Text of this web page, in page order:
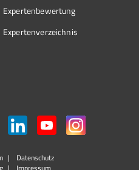
Expertenbewertung
Expertenverzeichnis
Datenschutz